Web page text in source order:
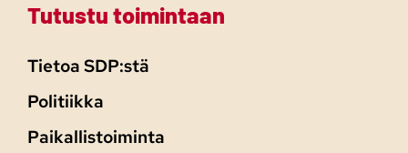
Tutustu toimintaan
Tietoa SDP:stä
Politiikka
Paikallistoiminta